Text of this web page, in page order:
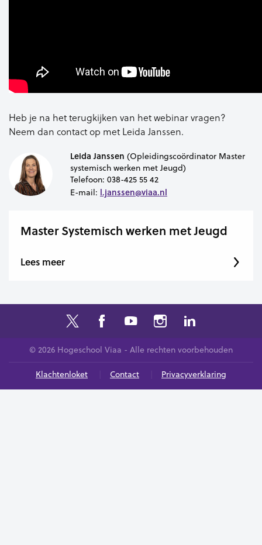
Heb je na het terugkijken van het webinar vragen?
Neem dan contact op met Leida Janssen.
Leida Janssen (Opleidingscoördinator Master
systemisch werken met Jeugd)
Telefoon: 038-425 55 42
E-mail: l.janssen@viaa.nl
Master Systemisch werken met Jeugd
Lees meer
© 2026 Hogeschool Viaa - Alle rechten voorbehouden
Klachtenloket Contact Privacyverklaring